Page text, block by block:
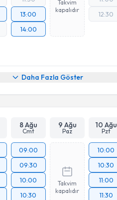
13:00
14:00
Takvim
kapalıdır
12:30
Daha Fazla Göster
8 Ağu
Cmt
9 Ağu
Paz
10 Ağu
Pzt
09:00
09:30
10:00
10:30
Takvim
kapalıdır
10:00
10:30
11:00
11:30